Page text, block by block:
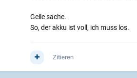
Geile sache.
So, der akku ist voll, ich muss los.
Zitieren